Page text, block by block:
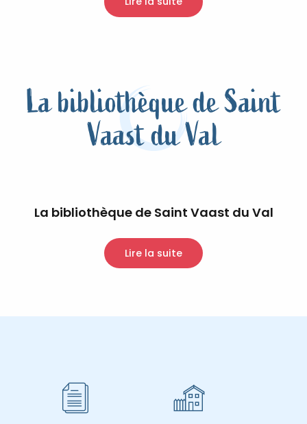
La bibliothèque de Saint
Vaast du Val
La bibliothèque de Saint Vaast du Val
Lire la suite